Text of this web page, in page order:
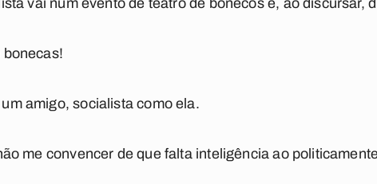
vai num evento de teatro de bonecos e, ao discursar,
bonecas!
amigo, socialista como ela.
me convencer de que falta inteligência ao